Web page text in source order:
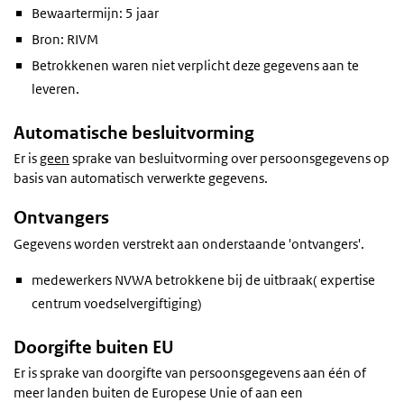
Bewaartermijn: 5 jaar
Bron: RIVM
Betrokkenen waren niet verplicht deze gegevens aan te
leveren.
Automatische besluitvorming
Er isgeen sprake van besluitvorming over persoonsgegevens op
basis van automatisch verwerkte gegevens.
Ontvangers
Gegevens worden verstrekt aan onderstaande 'ontvangers'.
medewerkers NVWA betrokkene bij de uitbraak( expertise
centrum voedselvergiftiging)
Doorgifte buiten EU
Er is sprake van doorgifte van persoonsgegevens aan één of
meer landen buiten de Europese Unie of aan een